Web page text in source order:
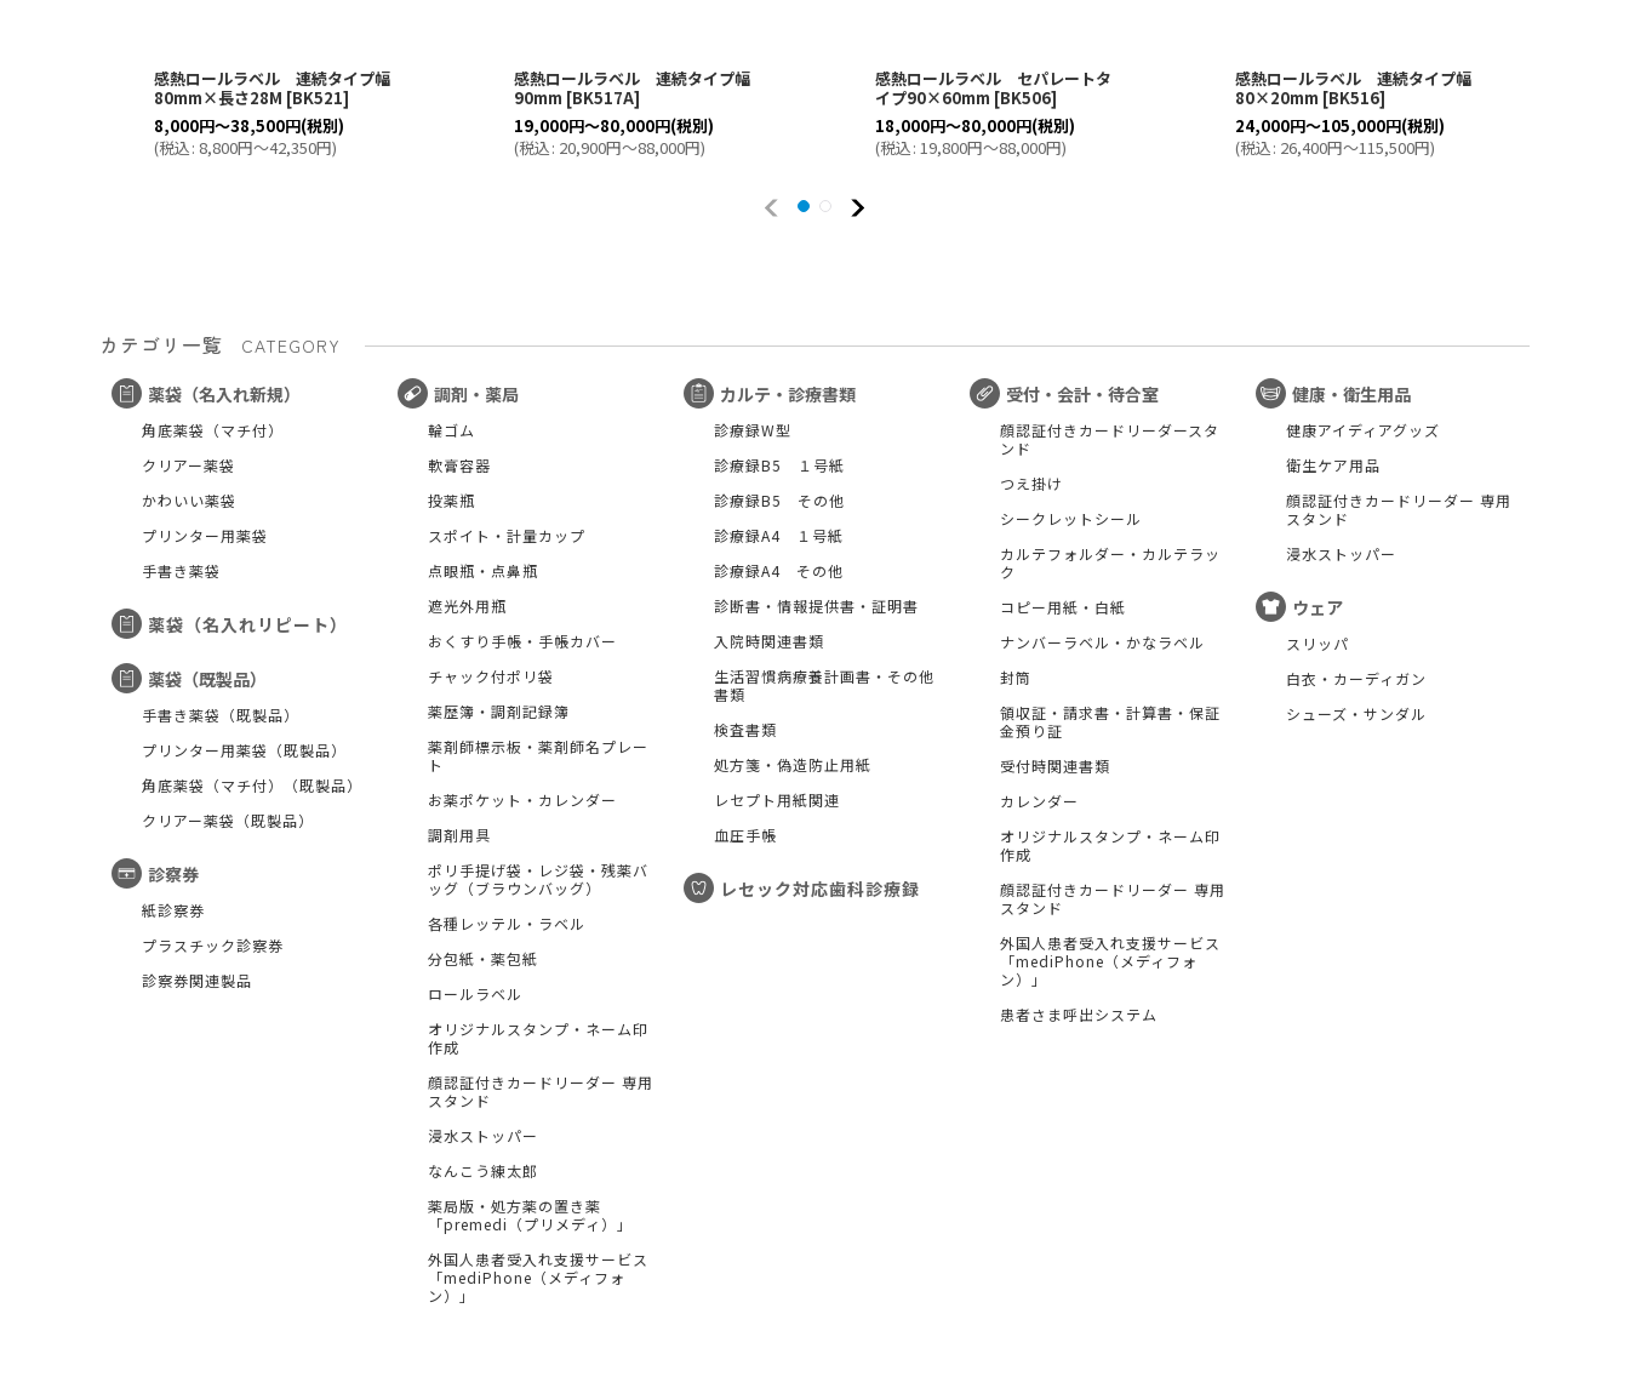
感熱ロールラベル 連続タイプ幅
80mm×長さ28M [BK521]
8,000円～38,500円(税別)
(税込: 8,800円～42,350円)
感熱ロールラベル 連続タイプ幅
90mm [BK517A]
19,000円～80,000円(税別)
(税込: 20,900円～88,000円)
感熱ロールラベル セパレートタ
イプ90×60mm [BK506]
18,000円～80,000円(税別)
(税込: 19,800円～88,000円)
感熱ロールラベル 連続タイプ幅
80×20mm [BK516]
24,000円～105,000円(税別)
(税込: 26,400円～115,500円)
カテゴリ一覧
CATEGORY
薬袋（名入れ新規）
角底薬袋（マチ付）
クリアー薬袋
かわいい薬袋
プリンター用薬袋
手書き薬袋
薬袋（名入れリピート）
薬袋（既製品）
手書き薬袋（既製品）
プリンター用薬袋（既製品）
角底薬袋（マチ付）（既製品）
クリアー薬袋（既製品）
診察券
紙診察券
プラスチック診察券
診察券関連製品
調剤・薬局
輪ゴム
軟膏容器
投薬瓶
スポイト・計量カップ
点眼瓶・点鼻瓶
遮光外用瓶
おくすり手帳・手帳カバー
チャック付ポリ袋
薬歴簿・調剤記録簿
薬剤師標示板・薬剤師名プレー
ト
お薬ポケット・カレンダー
調剤用具
ポリ手提げ袋・レジ袋・残薬バ
ッグ（ブラウンバッグ）
各種レッテル・ラベル
分包紙・薬包紙
ロールラベル
オリジナルスタンプ・ネーム印
作成
顔認証付きカードリーダー 専用
スタンド
浸水ストッパー
なんこう練太郎
薬局版・処方薬の置き薬
「premedi（プリメディ）」
外国人患者受入れ支援サービス
「mediPhone（メディフォ
ン）」
カルテ・診療書類
診療録W型
診療録B5 １号紙
診療録B5 その他
診療録A4 １号紙
診療録A4 その他
診断書・情報提供書・証明書
入院時関連書類
生活習慣病療養計画書・その他
書類
検査書類
処方箋・偽造防止用紙
レセプト用紙関連
血圧手帳
レセック対応歯科診療録
受付・会計・待合室
顔認証付きカードリーダースタ
ンド
つえ掛け
シークレットシール
カルテフォルダー・カルテラッ
ク
コピー用紙・白紙
ナンバーラベル・かなラベル
封筒
領収証・請求書・計算書・保証
金預り証
受付時関連書類
カレンダー
オリジナルスタンプ・ネーム印
作成
顔認証付きカードリーダー 専用
スタンド
外国人患者受入れ支援サービス
「mediPhone（メディフォ
ン）」
患者さま呼出システム
健康・衛生用品
健康アイディアグッズ
衛生ケア用品
顔認証付きカードリーダー 専用
スタンド
浸水ストッパー
ウェア
スリッパ
白衣・カーディガン
シューズ・サンダル